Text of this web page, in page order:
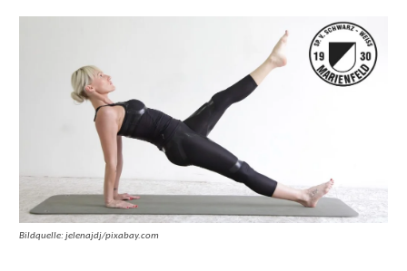
Bildquelle: jelenajdj/pixabay.com